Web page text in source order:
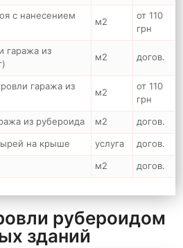
с нанесением
м2
от 110
грн
гаража из
м2 догов.
гаража из
м2
от 110
грн
из рубероида
м2
догов.
на крыше
услуга
догов.
м2 догов.
рубероидом
зданий